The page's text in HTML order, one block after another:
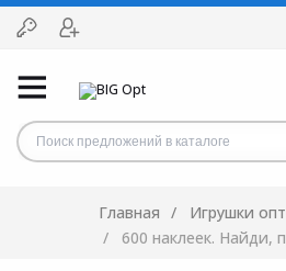
Главная Игрушки
600 наклеек. Найди,